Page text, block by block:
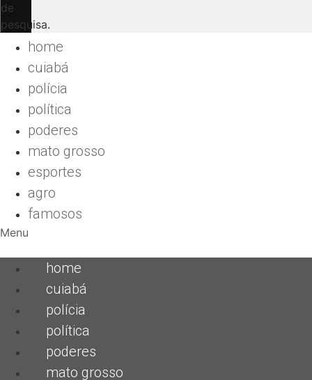
de
pesquisa.
home
cuiabá
polícia
política
poderes
mato grosso
esportes
agro
famosos
Menu
home
cuiabá
polícia
política
poderes
mato grosso